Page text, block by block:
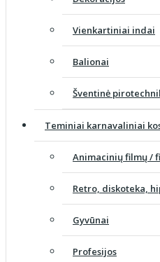
Vienkartiniai indai
Balionai
Šventinė
Teminiai karnavaliniai
Animacinių filmų /
Retro, diskoteka,
Gyvūnai
Profesijos